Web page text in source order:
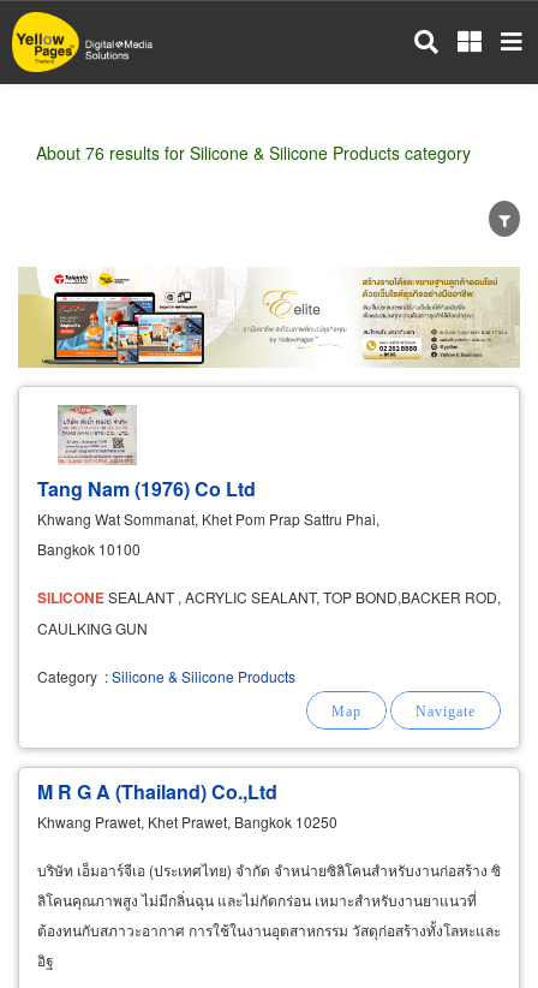
Skip
to
main
About 76 results for Silicone & Silicone Products category
Wholesale Retail Manufacturer
Dealer
Exporter/Importer
Service Business
Tang Nam (1976) Co Ltd
Khwang Wat Sommanat, Khet Pom Prap Sattru Phai,
Bangkok 10100
SILICONESEALANT , ACRYLIC SEALANT, TOP BOND,BACKER ROD,
CAULKING GUN
Category :Silicone & Silicone Products
M R G A (Thailand) Co.,Ltd
Khwang Prawet, Khet Prawet, Bangkok 10250
บริษัท เอ็มอาร์จีเอ (ประเทศไทย) จำกัด จำหน่ายซิลิโคนสำหรับงานก่อสร้าง ซิ
ลิโคนคุณภาพสูง ไม่มีกลิ่นฉุน และไม่กัดกร่อน เหมาะสำหรับงานยาแนวที่
ต้องทนกับสภาวะอากาศ การใช้ในงานอุตสาหกรรม วัสดุก่อสร้างทั้งโลหะและ
อิฐ